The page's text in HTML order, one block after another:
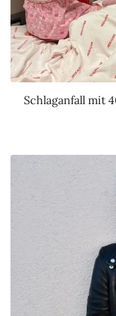
Schlaganfall mit